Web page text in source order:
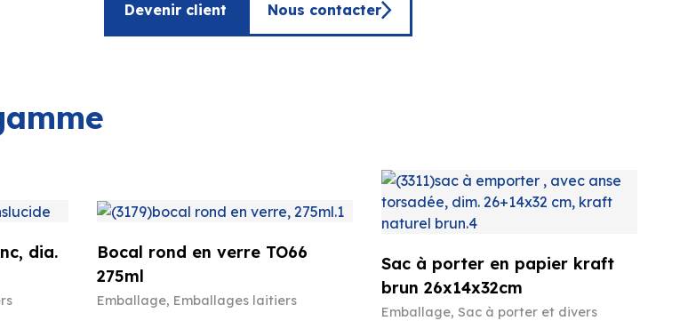
Devenir client Nous contacter
dia.
Bocal rond en verre TO66
275ml
Emballage, Emballages laitiers
Sac à porter en papier kraft
brun 26x14x32cm
Emballage, Sac à porter et divers